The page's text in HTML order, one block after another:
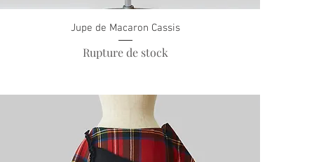
Jupe de Macaron Cassis
Rupture de stock